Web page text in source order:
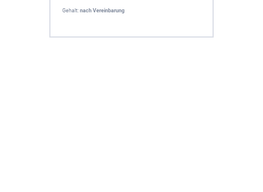
Gehalt: nach Vereinbarung